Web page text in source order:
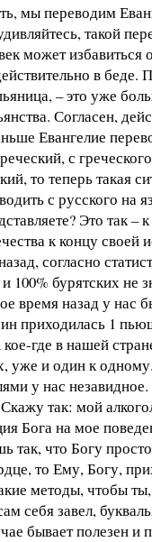
мы переводим
такой
может избавиться
в беде.
– это уже
Согласен,
Евангелие
с
то теперь такая
с русского на
Это так –
к концу своей
согласно
бурятских не
время назад у нас
приходилась 1
где в нашей
уже и один к
у нас
так: мой
Бога на мое
так, что Богу
то Ему, Богу,
методы, чтобы
себя завел,
бывает полезен и